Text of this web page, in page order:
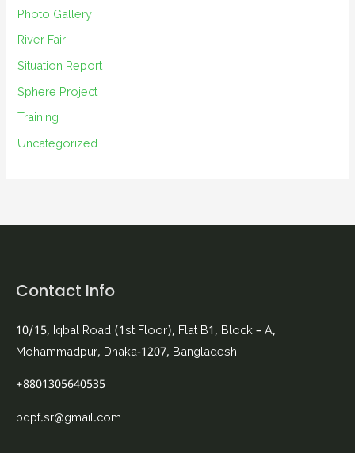
Photo Gallery
River Fair
Situation Report
Sphere Project
Training
Uncategorized
Contact Info
10/15, Iqbal Road (1st Floor), Flat B1, Block – A,
Mohammadpur, Dhaka-1207, Bangladesh
+8801305640535
bdpf.sr@gmail.com